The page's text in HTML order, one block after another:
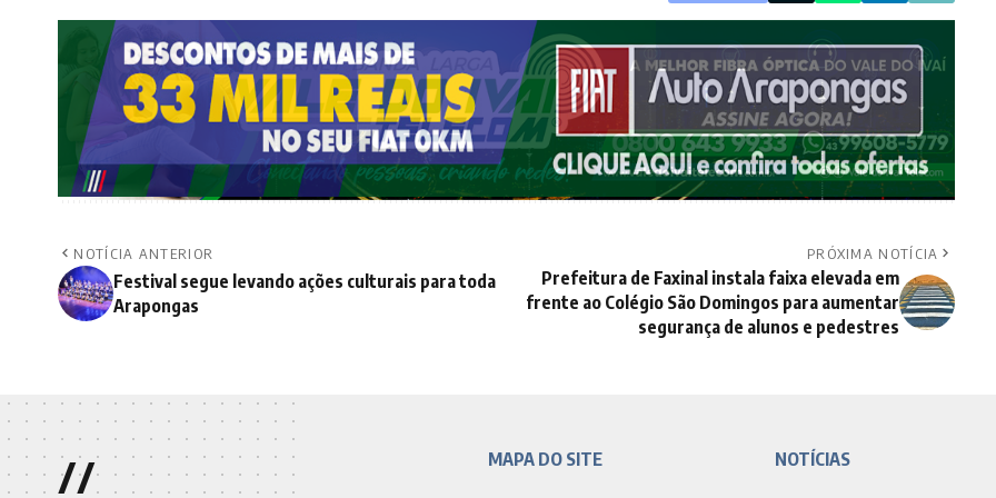
NOTÍCIA ANTERIOR
Festival segue levando ações culturais para toda
Arapongas
PRÓXIMA NOTÍCIA
Prefeitura de Faxinal instala faixa elevada em
frente ao Colégio São Domingos para aumentar
segurança de alunos e pedestres
// MAPA DO SITE NOTÍCIAS